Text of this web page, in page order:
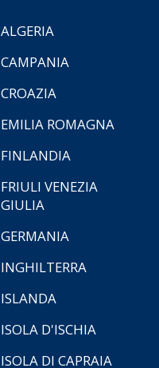
ALGERIA
CAMPANIA
CROAZIA
EMILIA ROMAGNA
FINLANDIA
FRIULI VENEZIA
GIULIA
GERMANIA
INGHILTERRA
ISLANDA
ISOLA D'ISCHIA
ISOLA DI CAPRAIA